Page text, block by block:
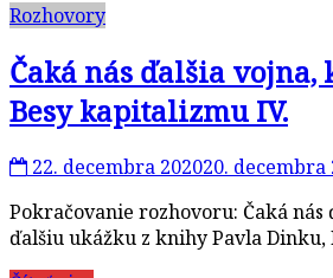
Rozhovory
Čaká nás ďalšia
Besy kapitalizmu IV.
22. decembra 202020. decembra
Pokračovanie rozhovoru: Čaká
ďalšiu ukážku z knihy Pavla